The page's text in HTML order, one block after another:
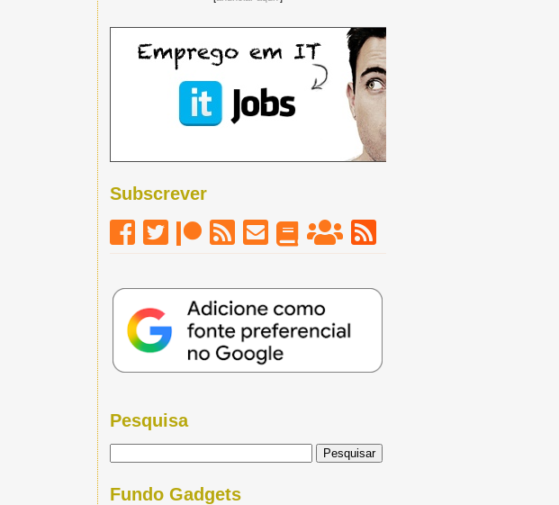
Subscrever
Pesquisa
Fundo Gadgets